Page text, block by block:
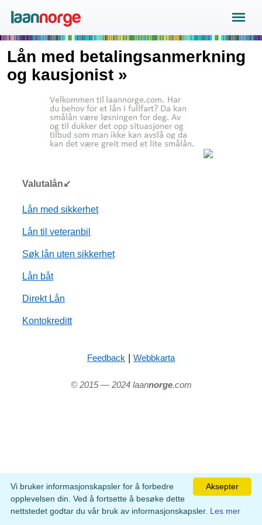
Lån med betalingsanmerkning
og kausjonist »
Valutalån↙
Lån med sikkerhet
Lån til veteranbil
Søk lån uten sikkerhet
Lån båt
Direkt Lån
Kontokreditt
Feedback | Webbkarta
© 2015 — 2024 laannorge.com
Aksepter
Vi bruker informasjonskapsler for å forbedre
opplevelsen din. Ved å fortsette å besøke dette
nettstedet godtar du vår bruk av informasjonskapsler. Les mer